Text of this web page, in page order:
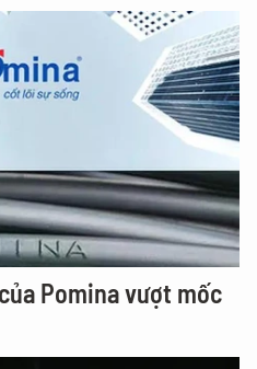
Pomina vượt mốc